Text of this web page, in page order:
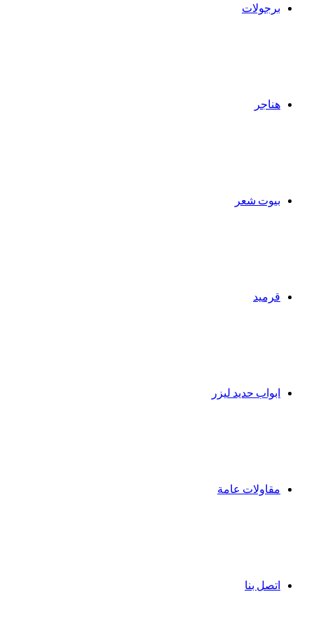
برجولات
هناجر
بيوت شعر
قرميد
ابواب حديد ليزر
مقاولات عامة
اتصل بنا